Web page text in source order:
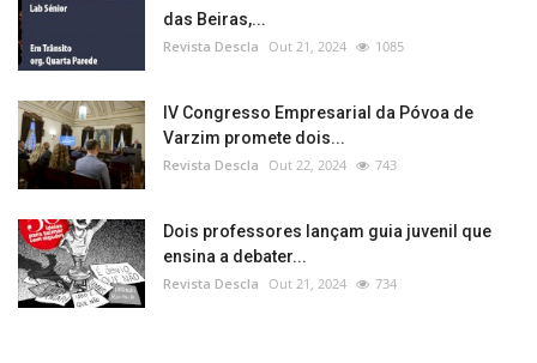
das Beiras,...
Revista Descla Out 21, 2024 1085
IV Congresso Empresarial da Póvoa de
Varzim promete dois...
Revista Descla Out 22, 2024 743
Dois professores lançam guia juvenil que
ensina a debater...
Revista Descla Out 21, 2024 734